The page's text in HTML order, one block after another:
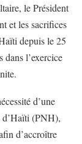
le Président
et les sacrifices
depuis le 25
l’exercice
d’une
(PNH),
d’accroître